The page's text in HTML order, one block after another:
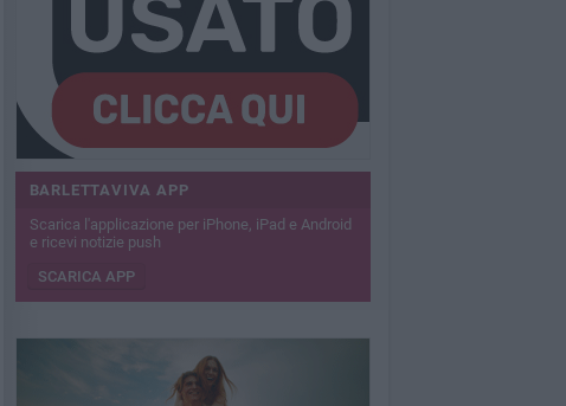
BARLETTAVIVA APP
Scarica l'applicazione per iPhone, iPad e Android
e ricevi notizie push
SCARICA APP